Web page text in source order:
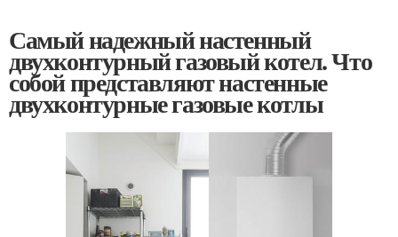
Самый надежный настенный
двухконтурный газовый котел. Что
собой представляют настенные
двухконтурные газовые котлы